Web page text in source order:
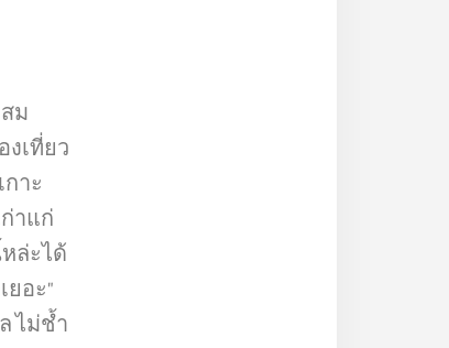
ม
เที่ยว
าะ
าแก่
ล่ะได้
ยอะ"
ไม่ช้ำ